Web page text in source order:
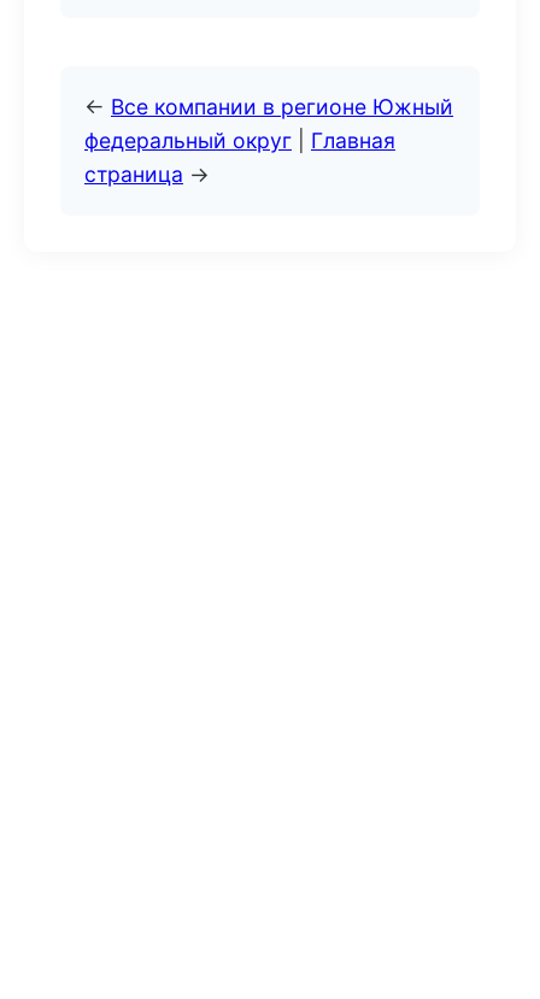
← Все компании в регионе Южный
федеральный округ
Главная
страница →